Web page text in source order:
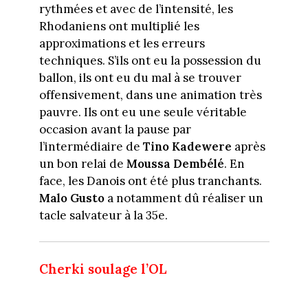
rythmées et avec de l’intensité, les
Rhodaniens ont multiplié les
approximations et les erreurs
techniques. S’ils ont eu la possession du
ballon, ils ont eu du mal à se trouver
offensivement, dans une animation très
pauvre. Ils ont eu une seule véritable
occasion avant la pause par
l’intermédiaire de Tino Kadewere après
un bon relai de Moussa Dembélé. En
face, les Danois ont été plus tranchants.
Malo Gustoa notamment dû réaliser un
tacle salvateur à la 35e.
Cherki soulage l’OL